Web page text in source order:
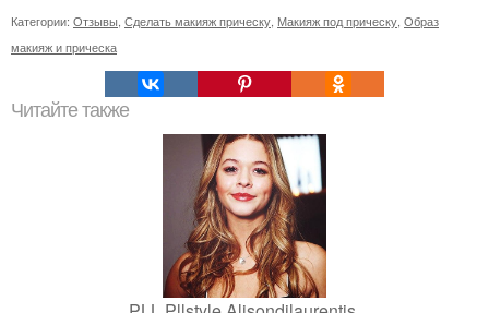
Категории: Отзывы Сделать макияж прическу Макияж под прическу Образ
макияж и прическа
Читайте также